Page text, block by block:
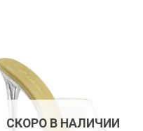
СКОРО В НАЛИЧИИ